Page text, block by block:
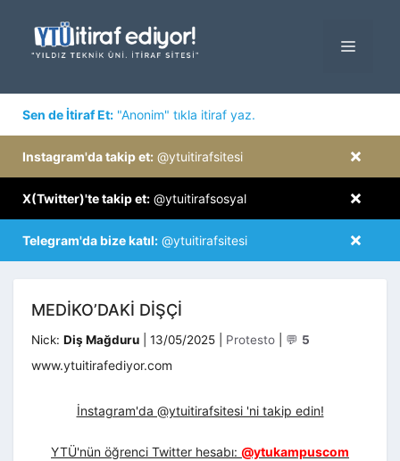
MENÜ
Sen de İtiraf Et: "Anonim" tıkla itiraf yaz.
×
Instagram'da takip et: @ytuitirafsitesi
×
X(Twitter)'te takip et: @ytuitirafsosyal
×
Telegram'da bize katıl: @ytuitirafsitesi
MEDIKO’DAKI DIŞÇI
Nick: Diş Mağduru 13/05/2025 Kategoriler
Protesto 💬 5
www.ytuitirafediyor.com
İnstagram'da @ytuitirafsitesi 'ni takip edin!
YTÜ'nün öğrenci Twitter hesabı: @ytukampuscom